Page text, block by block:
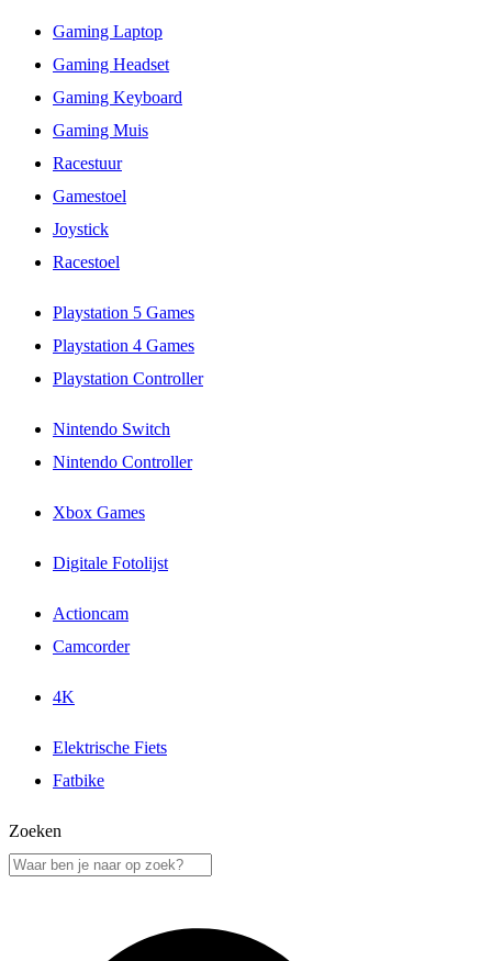
Gaming Laptop
Gaming Headset
Gaming Keyboard
Gaming Muis
Racestuur
Gamestoel
Joystick
Racestoel
Playstation 5 Games
Playstation 4 Games
Playstation Controller
Nintendo Switch
Nintendo Controller
Xbox Games
Digitale Fotolijst
Actioncam
Camcorder
4K
Elektrische Fiets
Fatbike
Zoeken